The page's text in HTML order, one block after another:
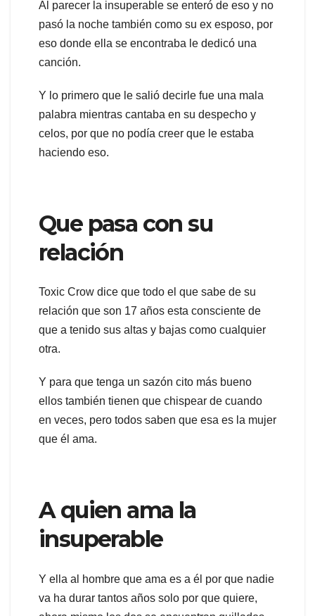
Al parecer la insuperable se enteró de eso y no
pasó la noche también como su ex esposo, por
eso donde ella se encontraba le dedicó una
canción.
Y lo primero que le salió decirle fue una mala
palabra mientras cantaba en su despecho y
celos, por que no podía creer que le estaba
haciendo eso.
Que pasa con su
relación
Toxic Crow dice que todo el que sabe de su
relación que son 17 años esta consciente de
que a tenido sus altas y bajas como cualquier
otra.
Y para que tenga un sazón cito más bueno
ellos también tienen que chispear de cuando
en veces, pero todos saben que esa es la mujer
que él ama.
A quien ama la
insuperable
Y ella al hombre que ama es a él por que nadie
va ha durar tantos años solo por que quiere,